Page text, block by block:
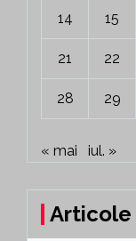
14 15
21 22
28 29
« mai iul. »